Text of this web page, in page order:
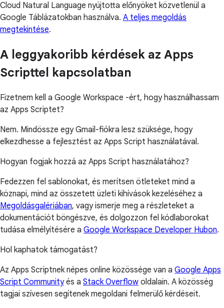
Cloud Natural Language nyújtotta előnyöket közvetlenül a
Google Táblázatokban használva. A teljes megoldás
megtekintése.
A leggyakoribb kérdések az Apps
Scripttel kapcsolatban
Fizetnem kell a Google Workspace -ért, hogy használhassam
az Apps Scriptet?
Nem. Mindössze egy Gmail-fiókra lesz szüksége, hogy
elkezdhesse a fejlesztést az Apps Script használatával.
Hogyan fogjak hozzá az Apps Script használatához?
Fedezzen fel sablonokat, és merítsen ötleteket mind a
köznapi, mind az összetett üzleti kihívások kezeléséhez a
Megoldásgalériában, vagy ismerje meg a részleteket a
dokumentációt böngészve, és dolgozzon fel kódlaborokat
tudása elmélyítésére a Google Workspace Developer Hubon.
Hol kaphatok támogatást?
Az Apps Scriptnek népes online közössége van a Google Apps
Script Communityés a Stack Overflow oldalain. A közösség
tagjai szívesen segítenek megoldani felmerülő kérdéseit.